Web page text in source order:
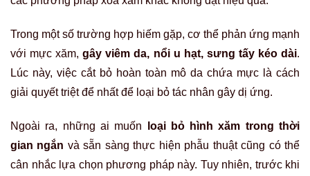
Trong một số trường hợp hiếm gặp, cơ thể phản ứng mạnh
với mực xăm,gây viêm da, nổi u hạt, sưng tấy kéo dài.
Lúc này, việc cắt bỏ hoàn toàn mô da chứa mực là cách
giải quyết triệt để nhất để loại bỏ tác nhân gây dị ứng.
Ngoài ra, những ai muốn
loại bỏ hình xăm trong thời
gian ngắn và sẵn sàng thực hiện phẫu thuật cũng có thể
cân nhắc lựa chọn phương pháp này. Tuy nhiên, trước khi